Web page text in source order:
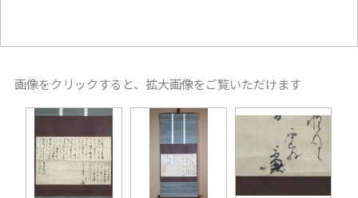
画像をクリックすると、拡大画像をご覧いただけます